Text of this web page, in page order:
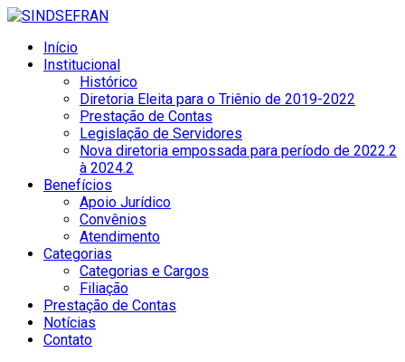
Início
Institucional
Histórico
Diretoria Eleita para o Triênio de 2019-2022
Prestação de Contas
Legislação de Servidores
Nova diretoria empossada para período de 2022.2
à 2024.2
Benefícios
Apoio Jurídico
Convênios
Atendimento
Categorias
Categorias e Cargos
Filiação
Prestação de Contas
Notícias
Contato